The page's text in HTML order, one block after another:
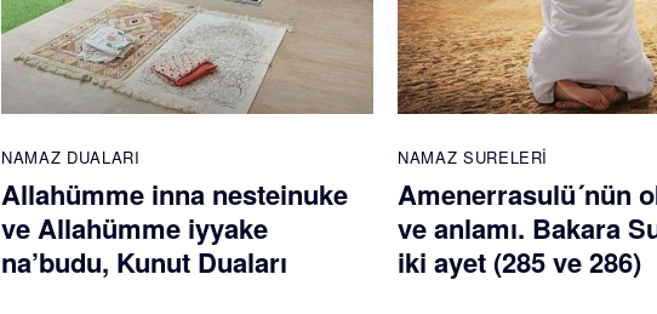
NAMAZ DUALARI
Allahümme inna nesteinuke
ve Allahümme iyyake
na’budu, Kunut Duaları
NAMAZ SURELERI
Amenerrasulü´nün
ve anlamı. Bakara
iki ayet (285 ve 286)